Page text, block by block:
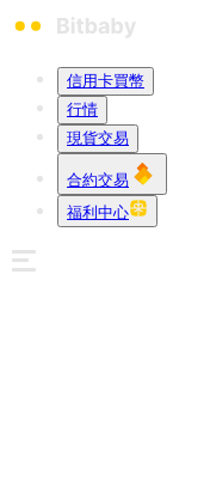
信用卡買幣
行情
現貨交易
合約交易
福利中心